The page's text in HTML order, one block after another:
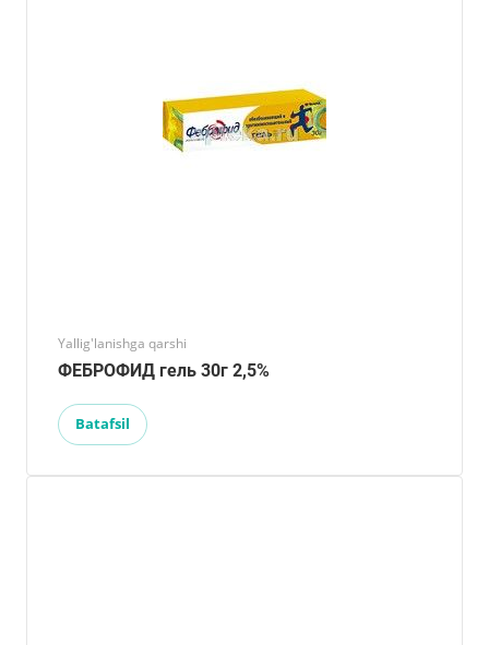
Yallig'lanishga qarshi
ФЕБРОФИД гель 30г 2,5%
Batafsil